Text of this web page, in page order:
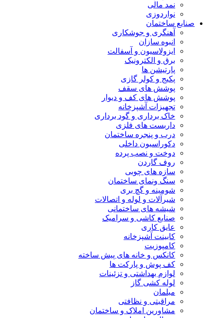
نمد مالی
نواردوزی
صنایع ساختمان
آهنگری و جوشکاری
انبوه سازان
ایزولاسیون و آسفالت
برق و الکترونیک
پارتیشن ها
پکیج و کولر گازی
پوشش های سقف
پوشش های کف و دیوار
تجهیزات آشپزخانه
خاک برداری و گود برداری
داربست های فلزی
درب و پنجره ساختمان
دکوراسیون داخلی
دوخت و نصب پرده
روف گاردن
سازه های چوبی
سنگ ونمای ساختمان
شومینه و گچ بری
شیرآلات و لوله و اتصالات
شیشه های ساختمانی
صنایع کاشی و سرامیک
عایق کاری
کابینت آشپزخانه
کامپوزیت
کانکس و خانه های پیش ساخته
کف پوش و پارکت ها
لوازم بهداشتی و تزئینات
لوله کشی گاز
مبلمان
مراقبتی و نظافتی
مشاورین املاک و ساختمان